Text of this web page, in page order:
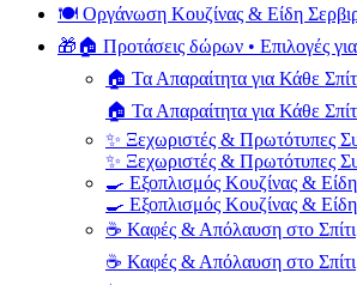
🍽️ Οργάνωση Κουζίνας & Είδη
🎁🏠 Προτάσεις δώρων • Επιλογές για
🏠 Τα Απαραίτητα για Κάθε
🏠 Τα Απαραίτητα για Κάθε
✨ Ξεχωριστές & Πρωτότυπες
✨ Ξεχωριστές & Πρωτότυπες
🍳 Εξοπλισμός Κουζίνας &
🍳 Εξοπλισμός Κουζίνας &
☕ Καφές & Απόλαυση στο Σπίτι
☕ Καφές & Απόλαυση στο Σπίτι